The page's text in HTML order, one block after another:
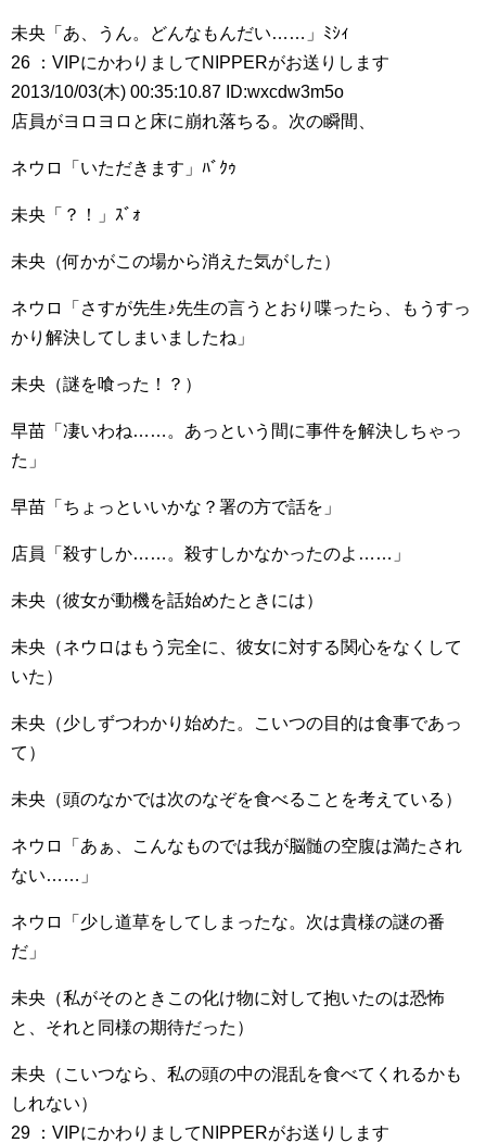
未央「あ、うん。どんなもんだい……」ﾐｼｨ
26 ：VIPにかわりましてNIPPERがお送りします
2013/10/03(木) 00:35:10.87 ID:wxcdw3m5o
店員がヨロヨロと床に崩れ落ちる。次の瞬間、
ネウロ「いただきます」ﾊﾞｸｩ
未央「？！」ｽﾞｫ
未央（何かがこの場から消えた気がした）
ネウロ「さすが先生♪先生の言うとおり喋ったら、もうすっ
かり解決してしまいましたね」
未央（謎を喰った！？）
早苗「凄いわね……。あっという間に事件を解決しちゃっ
た」
早苗「ちょっといいかな？署の方で話を」
店員「殺すしか……。殺すしかなかったのよ……」
未央（彼女が動機を話始めたときには）
未央（ネウロはもう完全に、彼女に対する関心をなくして
いた）
未央（少しずつわかり始めた。こいつの目的は食事であっ
て）
未央（頭のなかでは次のなぞを食べることを考えている）
ネウロ「あぁ、こんなものでは我が脳髄の空腹は満たされ
ない……」
ネウロ「少し道草をしてしまったな。次は貴様の謎の番
だ」
未央（私がそのときこの化け物に対して抱いたのは恐怖
と、それと同様の期待だった）
未央（こいつなら、私の頭の中の混乱を食べてくれるかも
しれない）
29 ：VIPにかわりましてNIPPERがお送りします